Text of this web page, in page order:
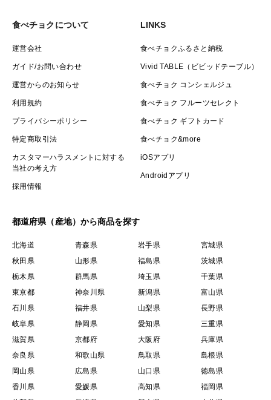
食べチョクについて
運営会社
ガイド/お問い合わせ
運営からのお知らせ
利用規約
プライバシーポリシー
特定商取引法
カスタマーハラスメントに対する
当社の考え方
採用情報
LINKS
食べチョクふるさと納税
Vivid TABLE（ビビッドテーブル）
食べチョク コンシェルジュ
食べチョク フルーツセレクト
食べチョク ギフトカード
食べチョク&more
iOSアプリ
Androidアプリ
都道府県（産地）から商品を探す
北海道 青森県 岩手県
宮城県
秋田県
山形県 福島県
茨城県
栃木県
群馬県 埼玉県
千葉県
東京都
神奈川県 新潟県
富山県
石川県
福井県 山梨県
長野県
岐阜県
静岡県 愛知県
三重県
滋賀県
京都府 大阪府
兵庫県
奈良県
和歌山県 鳥取県
島根県
岡山県
広島県 山口県
徳島県
香川県
愛媛県 高知県
福岡県